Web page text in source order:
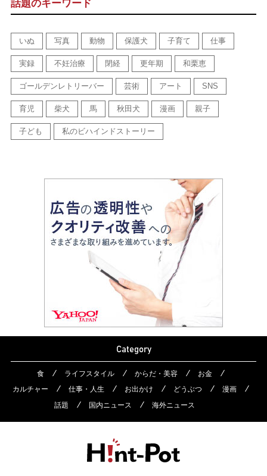
話題のキーワード
いぬ 写真 動物 保護犬 子育て 仕事
実録 不妊治療 閉経 更年期 和栗恵
ゴールデンレトリーバー 芸術 アート SNS
育児 柴犬 馬 秋田犬 漫画 親子
子ども 私のビハインドストーリー
Category
食 ライフスタイル からだ・美容
お金
カルチャー
仕事・人生 お出かけ どうぶつ
漫画
話題
国内ニュース 海外ニュース